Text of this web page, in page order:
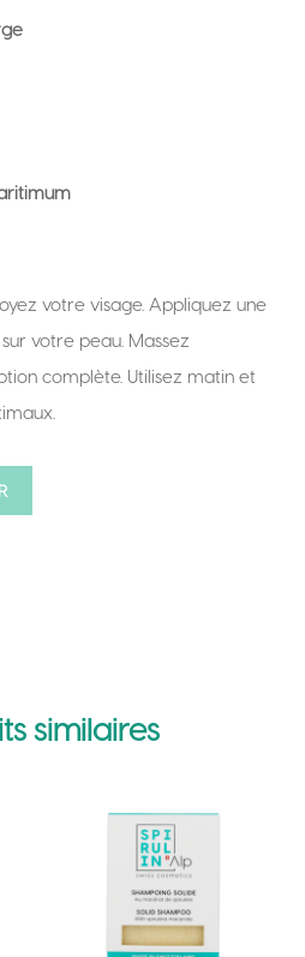
votre visage. Appliquez une
votre peau. Massez
complète. Utilisez matin et
t
similaires